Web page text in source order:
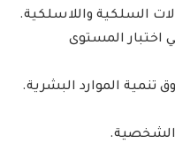
السلكية واللاسلكية.
على درجة لا تقل عن 60 في اختبار المستوى
الموارد البشرية.
الشخصية.